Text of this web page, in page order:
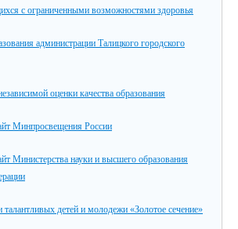
с ограниченными возможностями здоровья
администрации Талицкого городского
оценки качества образования
Минпросвещения России
Министерства науки и высшего образования
детей и молодежи «Золотое сечение»